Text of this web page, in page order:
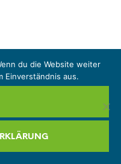
du die Website weiter
Einverständnis aus.